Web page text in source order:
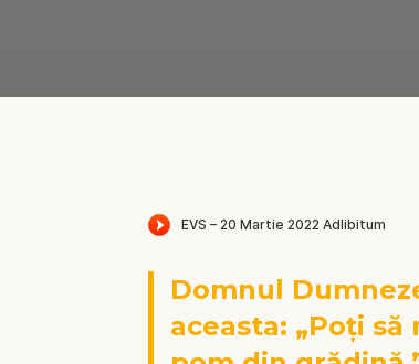
Domnul
aceasta: „Poți